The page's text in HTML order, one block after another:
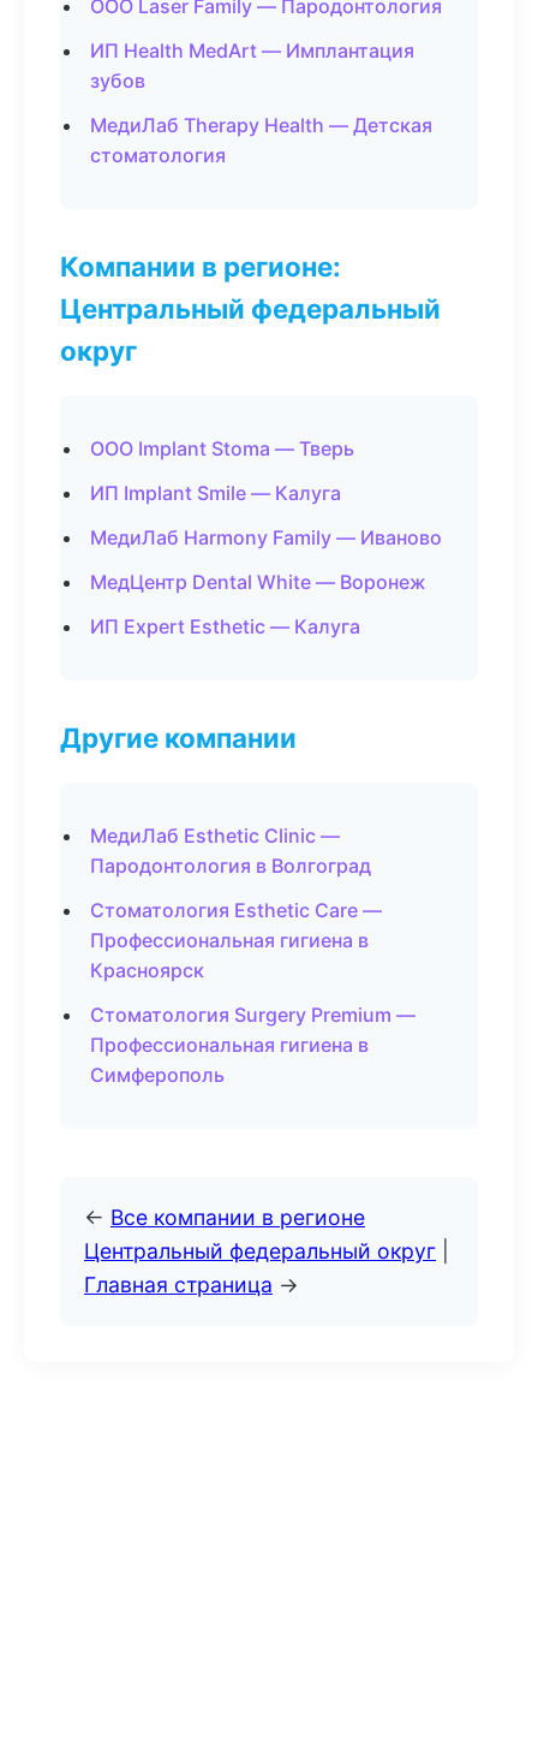
ООО Laser Family — Пародонтология
ИП Health MedArt — Имплантация
зубов
МедиЛаб Therapy Health — Детская
стоматология
Компании в регионе:
Центральный федеральный
округ
ООО Implant Stoma — Тверь
ИП Implant Smile — Калуга
МедиЛаб Harmony Family — Иваново
МедЦентр Dental White — Воронеж
ИП Expert Esthetic — Калуга
Другие компании
МедиЛаб Esthetic Clinic —
Пародонтология в Волгоград
Стоматология Esthetic Care —
Профессиональная гигиена в
Красноярск
Стоматология Surgery Premium —
Профессиональная гигиена в
Симферополь
← Все компании в регионе
Центральный федеральный округ
Главная страница →